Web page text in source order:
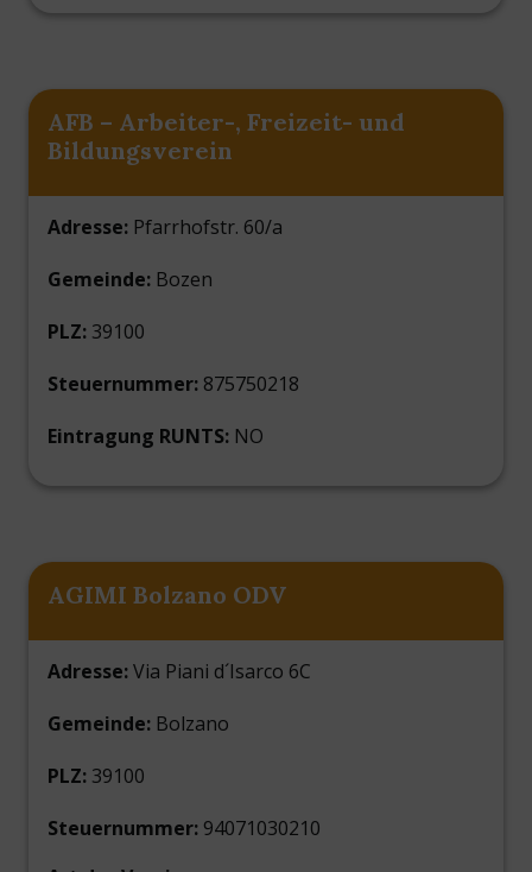
AFB – Arbeiter-, Freizeit- und
Bildungsverein
Adresse: Pfarrhofstr. 60/a
Gemeinde: Bozen
PLZ: 39100
Steuernummer: 875750218
Eintragung RUNTS: NO
AGIMI Bolzano ODV
Adresse:Via Piani d´Isarco 6C
Gemeinde: Bolzano
PLZ: 39100
Steuernummer: 94071030210